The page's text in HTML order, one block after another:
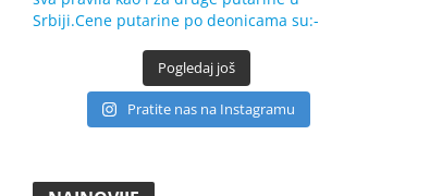
Pogledaj još
Pratite nas na Instagramu